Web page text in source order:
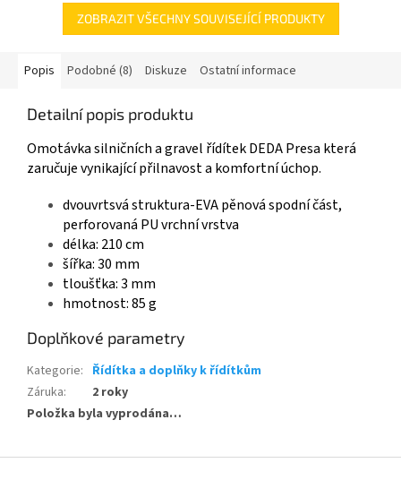
ZOBRAZIT VŠECHNY SOUVISEJÍCÍ PRODUKTY
Popis Podobné (8) Diskuze Ostatní informace
Detailní popis produktu
Omotávka silničních a gravel řídítek DEDA Presa která
zaručuje vynikající přilnavost a komfortní úchop.
dvouvrtsvá struktura-EVA pěnová spodní část,
perforovaná PU vrchní vrstva
délka: 210 cm
šířka: 30 mm
tloušťka: 3 mm
hmotnost: 85 g
Doplňkové parametry
Kategorie: Řídítka a doplňky k řídítkům
Záruka:
2 roky
Položka byla vyprodána…